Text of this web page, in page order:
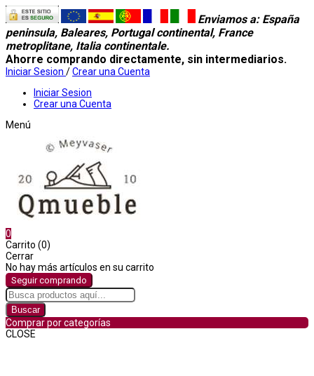
Enviamos a: España
peninsula, Baleares, Portugal continental, France
metroplitane, Italia continentale.
Ahorre comprando directamente, sin intermediarios.
Iniciar Sesion /Crear una Cuenta
Iniciar Sesion
Crear una Cuenta
Menú
0
Carrito (0)
Cerrar
No hay más artículos en su carrito
Seguir comprando
Buscar
Comprar por categorías
CLOSE